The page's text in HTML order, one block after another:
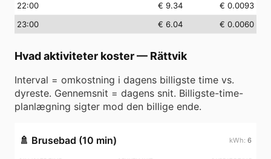
22:00 € 9.34
€ 0.0093
23:00 € 6.04 € 0.0060
Hvad aktiviteter koster— Rättvik
Interval = omkostning i dagens billigste time vs.
dyreste. Gennemsnit = dagens snit. Billigste-time-
planlægning sigter mod den billige ende.
🚿 Brusebad (10 min) 6